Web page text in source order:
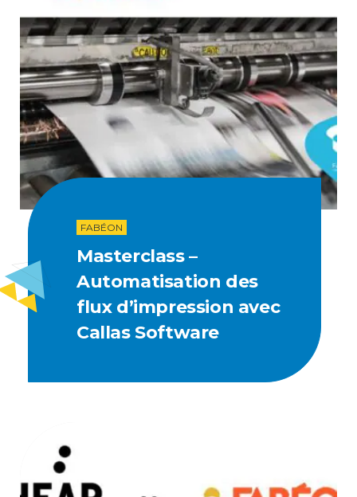
FABÉON
Masterclass –
Automatisation des
flux d’impression avec
Callas Software